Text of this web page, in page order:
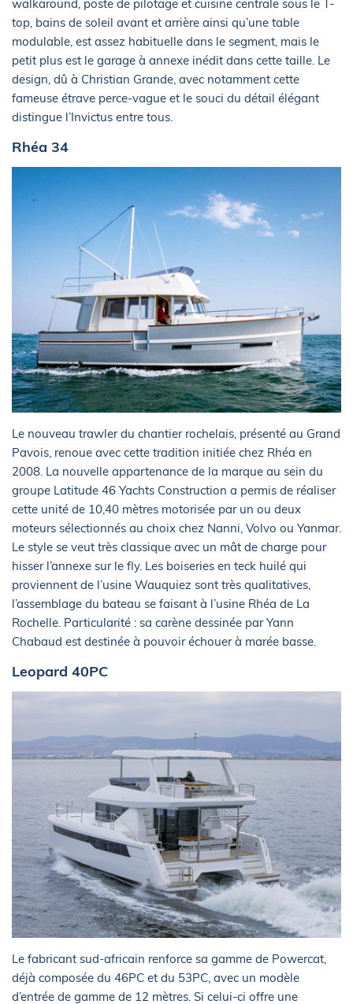
walkaround, poste de pilotage et cuisine centrale sous le T-
top, bains de soleil avant et arrière ainsi qu’une table
modulable, est assez habituelle dans le segment, mais le
petit plus est le garage à annexe inédit dans cette taille. Le
design, dû à Christian Grande, avec notamment cette
fameuse étrave perce-vague et le souci du détail élégant
distingue l’Invictus entre tous.
Rhéa 34
Le nouveau trawler du chantier rochelais, présenté au Grand
Pavois, renoue avec cette tradition initiée chez Rhéa en
2008. La nouvelle appartenance de la marque au sein du
groupe Latitude 46 Yachts Construction a permis de réaliser
cette unité de 10,40 mètres motorisée par un ou deux
moteurs sélectionnés au choix chez Nanni, Volvo ou Yanmar.
Le style se veut très classique avec un mât de charge pour
hisser l’annexe sur le fly. Les boiseries en teck huilé qui
proviennent de l’usine Wauquiez sont très qualitatives,
l’assemblage du bateau se faisant à l’usine Rhéa de La
Rochelle. Particularité : sa carène dessinée par Yann
Chabaud est destinée à pouvoir échouer à marée basse.
Leopard 40PC
Le fabricant sud-africain renforce sa gamme de Powercat,
déjà composée du 46PC et du 53PC, avec un modèle
d’entrée de gamme de 12 mètres. Si celui-ci offre une